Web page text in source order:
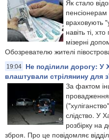
Як стало
враховують
навіть ті,
мізерні
Обозревателю жителі
19:04
Не поділили дорогу: У
влаштували стрілянину для
За фактом
слідство. У
розбірку на
зброя. Про це повідомляє